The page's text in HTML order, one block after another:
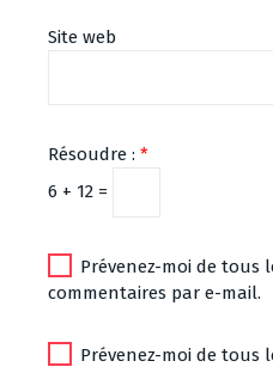
Site web
Résoudre : *
6 + 12 =
Prévenez-moi de tous
commentaires par e-mail.
Prévenez-moi de tous